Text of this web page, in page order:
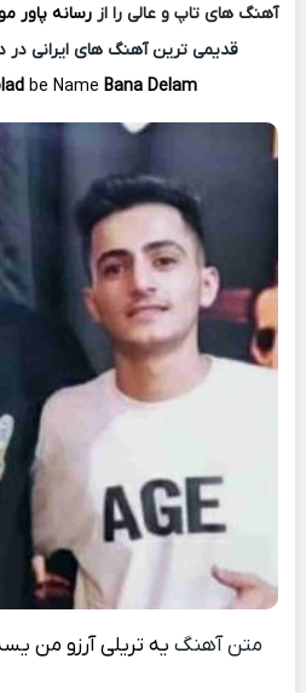
آهنگ های تاپ و عالی را ازرسانه پاور
قدیمی ترین آهنگ های ایرانی در
be Name Bana Delam
متن آهنگ یه تریلی آرزو من